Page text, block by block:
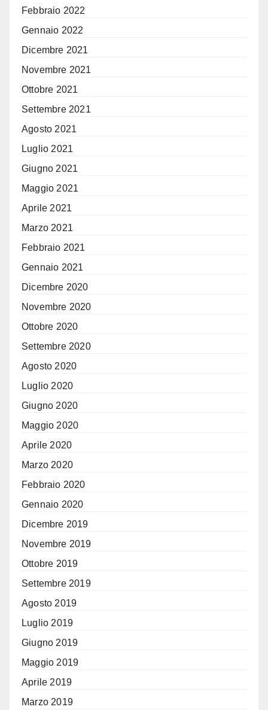
Febbraio 2022
Gennaio 2022
Dicembre 2021
Novembre 2021
Ottobre 2021
Settembre 2021
Agosto 2021
Luglio 2021
Giugno 2021
Maggio 2021
Aprile 2021
Marzo 2021
Febbraio 2021
Gennaio 2021
Dicembre 2020
Novembre 2020
Ottobre 2020
Settembre 2020
Agosto 2020
Luglio 2020
Giugno 2020
Maggio 2020
Aprile 2020
Marzo 2020
Febbraio 2020
Gennaio 2020
Dicembre 2019
Novembre 2019
Ottobre 2019
Settembre 2019
Agosto 2019
Luglio 2019
Giugno 2019
Maggio 2019
Aprile 2019
Marzo 2019